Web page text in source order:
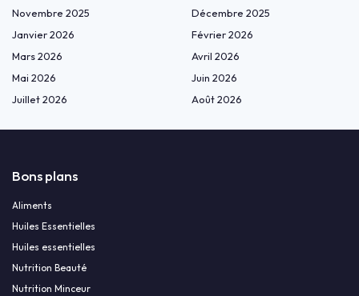
Novembre 2025
Décembre 2025
Janvier 2026
Février 2026
Mars 2026
Avril 2026
Mai 2026
Juin 2026
Juillet 2026
Août 2026
Bons plans
Aliments
Huiles Essentielles
Huiles essentielles
Nutrition Beauté
Nutrition Minceur